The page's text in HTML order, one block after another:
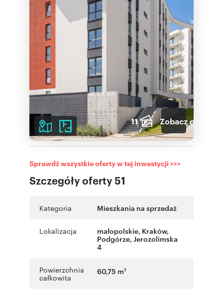
11 Zobacz galerię
Szczegóły oferty 51
Sprawdź wszystkie oferty w tej inwestycji >>>
Kategoria Mieszkania na sprzedaż
Lokalizacja małopolskie, Kraków,
Podgórze, Jerozolimska
4
Powierzchnia
całkowita
60,75 m2